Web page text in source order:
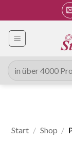
Inhalt
springen
Suche
nach:
Start / Shop /